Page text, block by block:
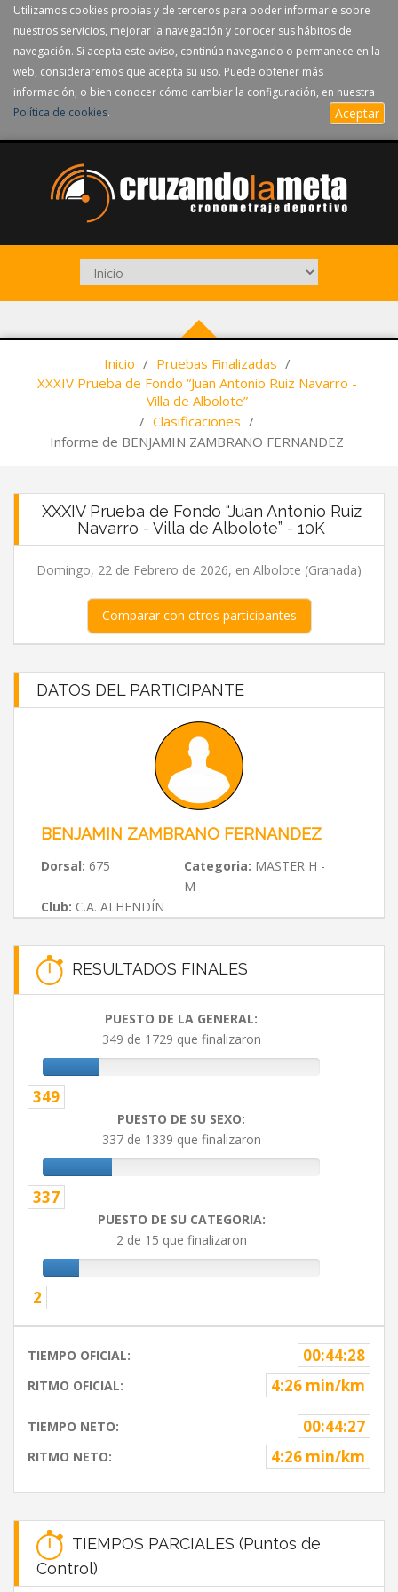
Utilizamos cookies propias y de terceros para poder informarle sobre
nuestros servicios, mejorar la navegación y conocer sus hábitos de
navegación. Si acepta este aviso, continúa navegando o permanece en la
web, consideraremos que acepta su uso. Puede obtener más
información, o bien conocer cómo cambiar la configuración, en nuestra
Política de cookies. Aceptar
Inicio / Pruebas Finalizadas /
XXXIV Prueba de Fondo “Juan Antonio Ruiz Navarro -
Villa de Albolote”
/ Clasificaciones /
Informe de BENJAMIN ZAMBRANO FERNANDEZ
XXXIV Prueba de Fondo “Juan Antonio Ruiz
Navarro - Villa de Albolote” - 10K
Domingo, 22 de Febrero de 2026, en Albolote (Granada)
Comparar con otros participantes
DATOS DEL PARTICIPANTE
BENJAMIN ZAMBRANO FERNANDEZ
Dorsal: 675 Categoria: MASTER H -
M
Club: C.A. ALHENDÍN
RESULTADOS FINALES
PUESTO DE LA GENERAL:
349 de 1729 que finalizaron
349
PUESTO DE SU SEXO:
337 de 1339 que finalizaron
337
PUESTO DE SU CATEGORIA:
2 de 15 que finalizaron
2
TIEMPO OFICIAL: 00:44:28
RITMO OFICIAL: 4:26 min/km
TIEMPO NETO: 00:44:27
RITMO NETO: 4:26 min/km
TIEMPOS PARCIALES (Puntos de
Control)